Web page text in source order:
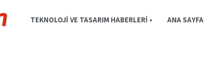
TEKNOLOJI VE TASARIM HABERLERI • ANA SAYFA